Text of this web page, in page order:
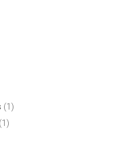
(1)
(1)